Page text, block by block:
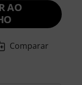
AO
Comparar